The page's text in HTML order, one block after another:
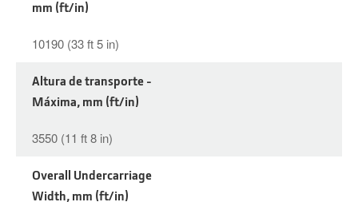
mm (ft/in)
10190 (33 ft 5 in)
Altura de transporte -
Máxima, mm (ft/in)
3550 (11 ft 8 in)
Overall Undercarriage
Width, mm (ft/in)